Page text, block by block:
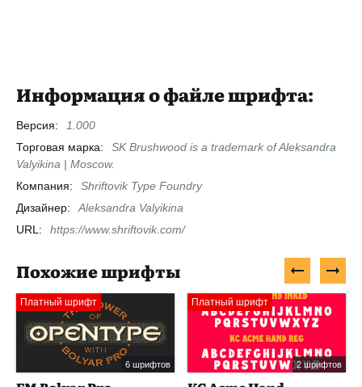
Информация о файле шрифта:
Версия:
1.000
Торговая марка:
SK Brushwood is a trademark of Aleksandra
Valyikina | Moscow.
Компания:
Shriftovik Type Foundry
Дизайнер:
Aleksandra Valyikina
URL:
https://www.shriftovik.com/
Похожие шрифты
Платный шрифт
6 шрифтов
Платный шрифт
2 шрифтов